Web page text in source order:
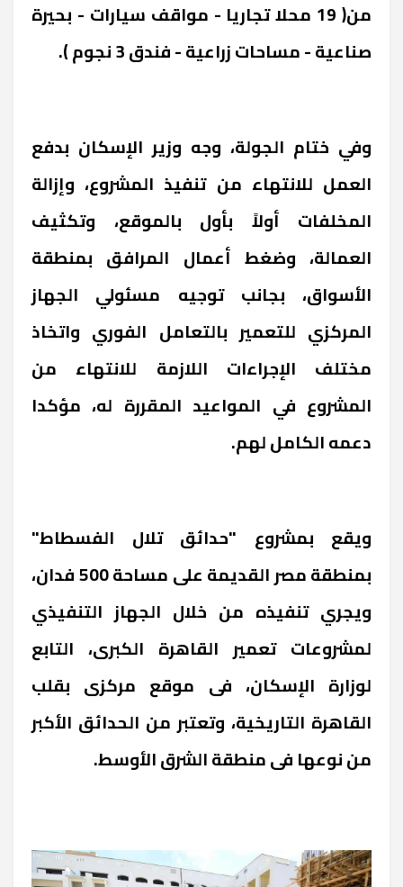
من( 19 محلا تجاريا - مواقف سيارات - بحيرة
صناعية - مساحات زراعية - فندق 3 نجوم ).
وفي ختام الجولة، وجه وزير الإسكان بدفع
العمل للانتهاء من تنفيذ المشروع، وإزالة
المخلفات أولاً بأول بالموقع، وتكثيف
العمالة، وضغط أعمال المرافق بمنطقة
الأسواق، بجانب توجيه مسئولي الجهاز
المركزي للتعمير بالتعامل الفوري واتخاذ
مختلف الإجراءات اللازمة للانتهاء من
المشروع في المواعيد المقررة له، مؤكدا
دعمه الكامل لهم.
ويقع بمشروع "حدائق تلال الفسطاط"
بمنطقة مصر القديمة على مساحة 500 فدان،
ويجري تنفيذه من خلال الجهاز التنفيذي
لمشروعات تعمير القاهرة الكبرى، التابع
لوزارة الإسكان، فى موقع مركزى بقلب
القاهرة التاريخية، وتعتبر من الحدائق الأكبر
من نوعها فى منطقة الشرق الأوسط.